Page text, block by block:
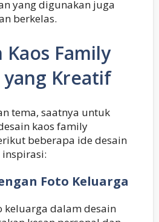
yang digunakan juga
berkelas.
Kaos Family
Kreatif
tema, saatnya untuk
kaos family
beberapa ide desain
Foto Keluarga
keluarga dalam desain